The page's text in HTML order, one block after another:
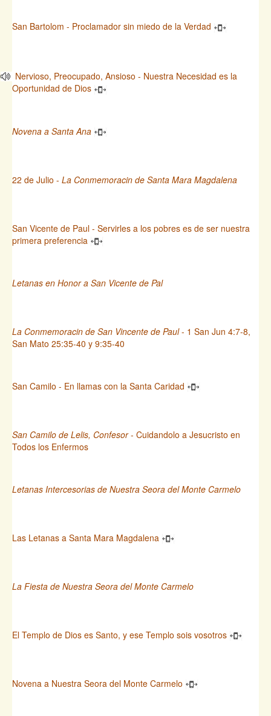
San Bartolom - Proclamador sin miedo de la Verdad
Nervioso, Preocupado, Ansioso - Nuestra Necesidad es la
Oportunidad de Dios
Novena a Santa Ana
22 de Julio - La Conmemoracin de Santa Mara Magdalena
San Vicente de Paul - Servirles a los pobres es de ser nuestra
primera preferencia
Letanas en Honor a San Vicente de Pal
La Conmemoracin de San Vincente de Paul- 1 San Jun 4:7-8,
San Mato 25:35-40 y 9:35-40
San Camilo - En llamas con la Santa Caridad
San Camilo de Lelis, Confesor- Cuidandolo a Jesucristo en
Todos los Enfermos
Letanas Intercesorias de Nuestra Seora del Monte Carmelo
Las Letanas a Santa Mara Magdalena
La Fiesta de Nuestra Seora del Monte Carmelo
El Templo de Dios es Santo, y ese Templo sois vosotros
Novena a Nuestra Seora del Monte Carmelo